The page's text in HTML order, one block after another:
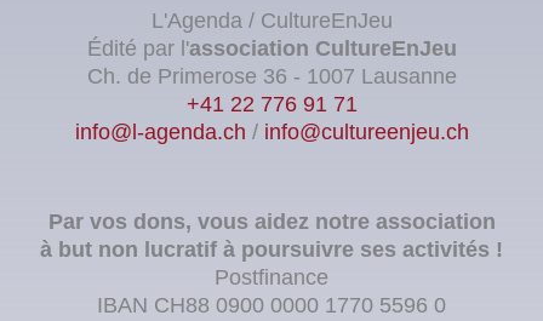
L'Agenda / CultureEnJeu
Édité par l'association CultureEnJeu
Ch. de Primerose 36 - 1007 Lausanne
+41 22 776 91 71
info@l-agenda.ch / info@cultureenjeu.ch
Par vos dons, vous aidez notre association
à but non lucratif à poursuivre ses activités !
Postfinance
IBAN CH88 0900 0000 1770 5596 0